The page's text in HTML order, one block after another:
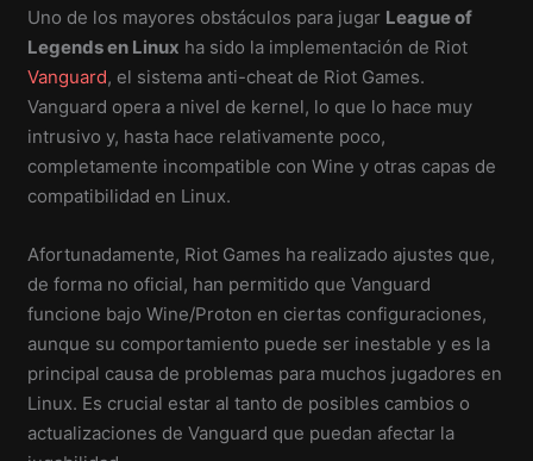
Uno de los mayores obstáculos para jugar League of
Legends en Linux ha sido la implementación de Riot
Vanguard, el sistema anti-cheat de Riot Games.
Vanguard opera a nivel de kernel, lo que lo hace muy
intrusivo y, hasta hace relativamente poco,
completamente incompatible con Wine y otras capas de
compatibilidad en Linux.
Afortunadamente, Riot Games ha realizado ajustes que,
de forma no oficial, han permitido que Vanguard
funcione bajo Wine/Proton en ciertas configuraciones,
aunque su comportamiento puede ser inestable y es la
principal causa de problemas para muchos jugadores en
Linux. Es crucial estar al tanto de posibles cambios o
actualizaciones de Vanguard que puedan afectar la